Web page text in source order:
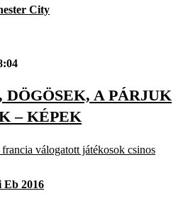
City
DÖGÖSEK, A PÁRJUK
– KÉPEK
válogatott játékosok csinos
Eb 2016